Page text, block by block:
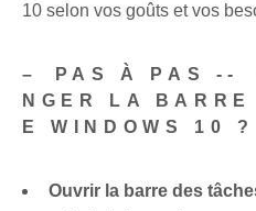
10 selon vos goûts et vos
– ⁣PAS À PAS --⁢
NGER LA
E ‌WINDOWS ​10 ?
Ouvrir la barre des